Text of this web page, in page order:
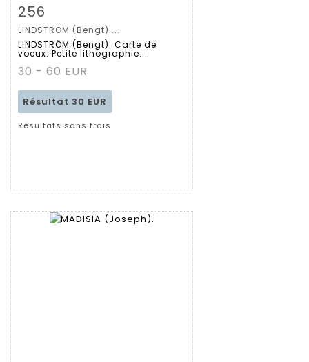
Fiche détaillée
256
LINDSTRÖM (Bengt)....
LINDSTRÖM (Bengt). Carte de
voeux. Petite lithographie...
30 - 60 EUR
Résultat 30 EUR
Résultats sans frais